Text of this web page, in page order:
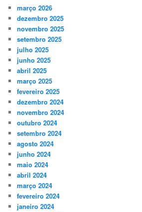
março 2026
dezembro 2025
novembro 2025
setembro 2025
julho 2025
junho 2025
abril 2025
março 2025
fevereiro 2025
dezembro 2024
novembro 2024
outubro 2024
setembro 2024
agosto 2024
junho 2024
maio 2024
abril 2024
março 2024
fevereiro 2024
janeiro 2024